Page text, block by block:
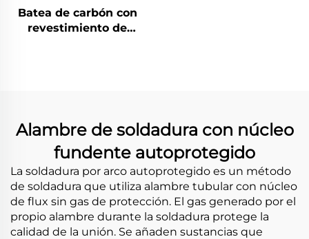
Batea de carbón con
revestimiento de
Alambre de soldadura con núcleo
fundente autoprotegido
La soldadura por arco autoprotegido es un método
de soldadura que utiliza alambre tubular con núcleo
de flux sin gas de protección. El gas generado por el
propio alambre durante la soldadura protege la
calidad de la unión. Se añaden sustancias que